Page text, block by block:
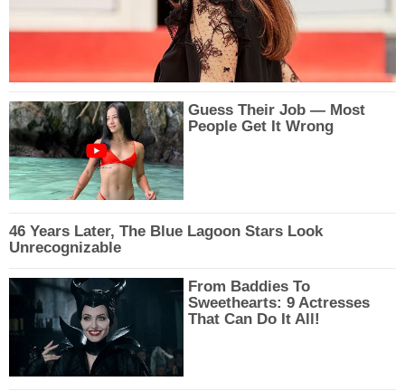
Guess Their Job — Most
People Get It Wrong
46 Years Later, The Blue Lagoon Stars Look
Unrecognizable
From Baddies To
Sweethearts: 9 Actresses
That Can Do It All!